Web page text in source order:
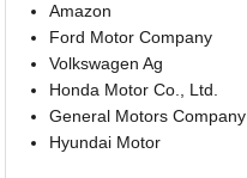
Amazon
Ford Motor Company
Volkswagen Ag
Honda Motor Co., Ltd.
General Motors Company
Hyundai Motor